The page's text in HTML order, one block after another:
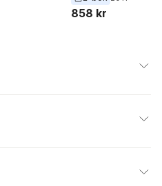
Sorsby
858 kr